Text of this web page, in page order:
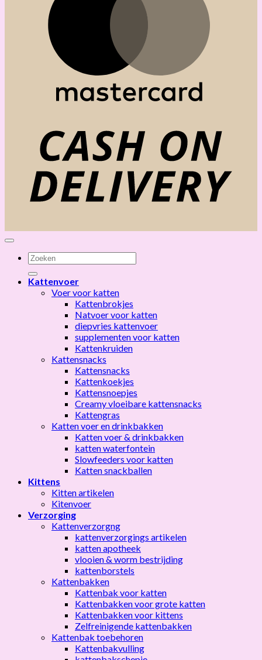
Zoeken
naar:
Kattenvoer
Voer voor katten
Kattenbrokjes
Natvoer voor katten
diepvries kattenvoer
supplementen voor katten
Kattenkruiden
Kattensnacks
Kattensnacks
Kattenkoekjes
Kattensnoepjes
Creamy vloeibare kattensnacks
Kattengras
Katten voer en drinkbakken
Katten voer & drinkbakken
katten waterfontein
Slowfeeders voor katten
Katten snackballen
Kittens
Kitten artikelen
Kitenvoer
Verzorging
Kattenverzorgng
kattenverzorgings artikelen
katten apotheek
vlooien & worm bestrijding
kattenborstels
Kattenbakken
Kattenbak voor katten
Kattenbakken voor grote katten
Kattenbakken voor kittens
Zelfreinigende kattenbakken
Kattenbak toebehoren
Kattenbakvulling